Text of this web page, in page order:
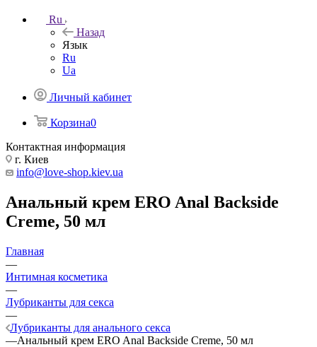
Ru
Назад
Язык
Ru
Ua
Личный кабинет
Корзина0
Контактная информация
г. Киев
info@love-shop.kiev.ua
Анальный крем ERO Anal Backside
Creme, 50 мл
Главная
—
Интимная косметика
—
Лубриканты для секса
—
Лубриканты для анального секса
—Анальный крем ERO Anal Backside Creme, 50 мл